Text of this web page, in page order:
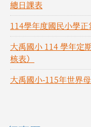
總日課表
114學年度國民小學
大禹國小 114 學年定
核表）
大禹國小-115年世界